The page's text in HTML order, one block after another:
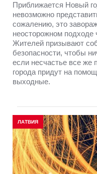
Приближается Новый
невозможно
сожалению, это
неосторожном подходе
Жителей призывают
безопасности, чтобы
если несчастье все же
города придут на
выходные.
ЛАТВИЯ